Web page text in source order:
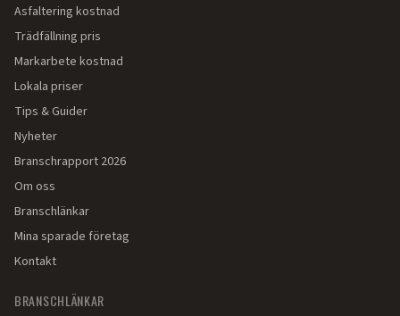
Asfaltering kostnad
Trädfällning pris
Markarbete kostnad
Lokala priser
Tips & Guider
Nyheter
Branschrapport 2026
Om oss
Branschlänkar
Mina sparade företag
Kontakt
BRANSCHLÄNKAR